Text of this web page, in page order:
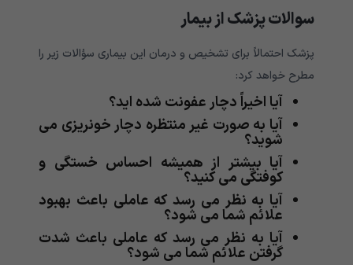
سوالات پزشک از بیمار
پزشک احتمالاً برای تشخیص و درمان این بیماری سؤالات زیر را
مطرح خواهد کرد:
آیا اخیراً دچار عفونت شده اید؟
آیا به صورت غیر منتظره دچار خونریزی می
شوید؟
آیا بیشتر از همیشه احساس خستگی و
کوفتگی می کنید؟
آیا به نظر می رسد که عاملی باعث بهبود
علائم شما می شود؟
آیا به نظر می رسد که عاملی باعث شدت
گرفتن علائم شما می شود؟